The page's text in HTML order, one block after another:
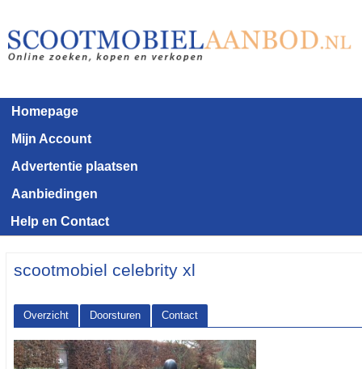
Homepage
Mijn Account
Advertentie plaatsen
Aanbiedingen
Help en Contact
scootmobiel celebrity xl
Overzicht Doorsturen
Contact
<< Terug naar het advertentie overzicht